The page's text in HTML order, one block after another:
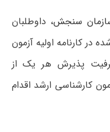
سنجش، داوطلبان
در کارنامه اولیه آزمون
پذیرش هر یک از
کارشناسی ارشد اقدام